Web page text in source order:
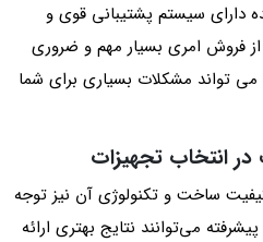
دارای سیستم پشتیبانی قوی و
فروش امری بسیار مهم و ضروری
تواند مشکلات بسیاری برای شما
انتخاب تجهیزات
ساخت و تکنولوژی آن نیز توجه
می‌توانند نتایج بهتری ارائه